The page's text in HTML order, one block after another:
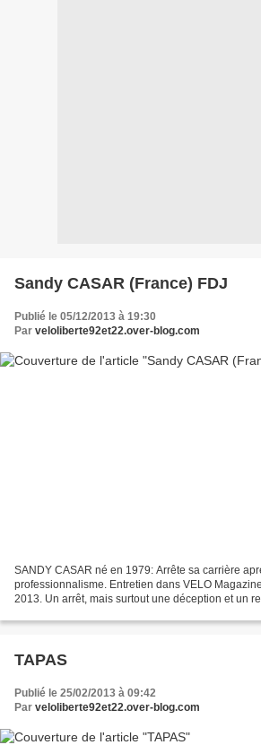
Sandy CASAR (France) FDJ
Publié le 05/12/2013 à 19:30
Par veloliberte92et22.over-blog.com
SANDY CASAR né en 1979: Arrête sa carrière
professionnalisme. Entretien dans VELO
2013. Un arrêt, mais surtout une déception et un
TAPAS
Publié le 25/02/2013 à 09:42
Par veloliberte92et22.over-blog.com